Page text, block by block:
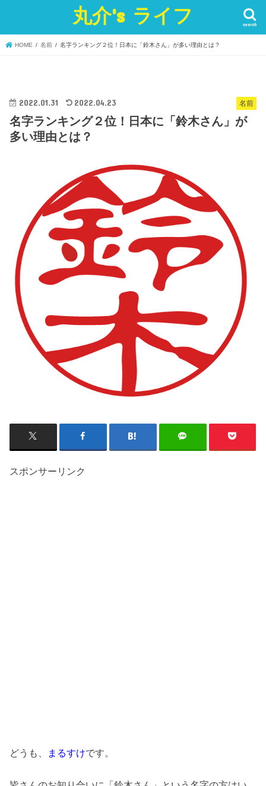
丸介's ライフ search
HOME 名前 名字ランキング２位！日本に「鈴木さん」が多い理由とは？
名前
2022.01.31 2022.04.23
名字ランキング２位！日本に「鈴木さん」が
多い理由とは？
スポンサーリンク
どうも、 まるすけです。